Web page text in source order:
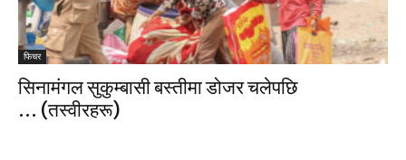
फिचर
सिनामंगल सुकुम्बासी बस्तीमा डोजर चलेपछि
… (तस्वीरहरू)